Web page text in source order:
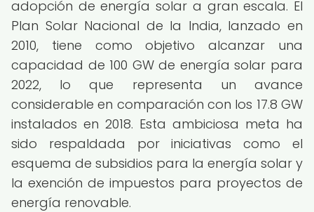
adopción de energía solar a gran escala. El
Plan Solar Nacional de la India, lanzado en
2010, tiene como objetivo alcanzar una
capacidad de 100 GW de energía solar para
2022, lo que representa un avance
considerable en comparación con los 17.8 GW
instalados en 2018. Esta ambiciosa meta ha
sido respaldada por iniciativas como el
esquema de subsidios para la energía solar y
la exención de impuestos para proyectos de
energía renovable.